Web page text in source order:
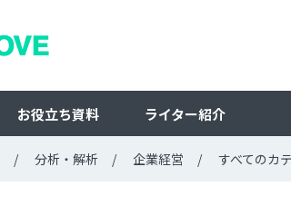
お役立ち資料 ライター紹介
分析・解析 企業経営 すべてのカ
ニ
ュ
ARTICLE
すべての記事